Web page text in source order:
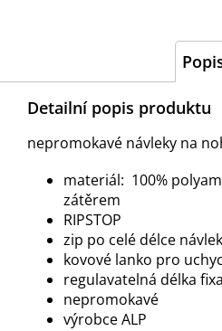
Detailní popis produktu
nepromokavé návleky na
materiál: 100%
zátěrem
RIPSTOP
zip po celé délce
kovové lanko pro
regulavatelná délka
nepromokavé
výrobce ALP